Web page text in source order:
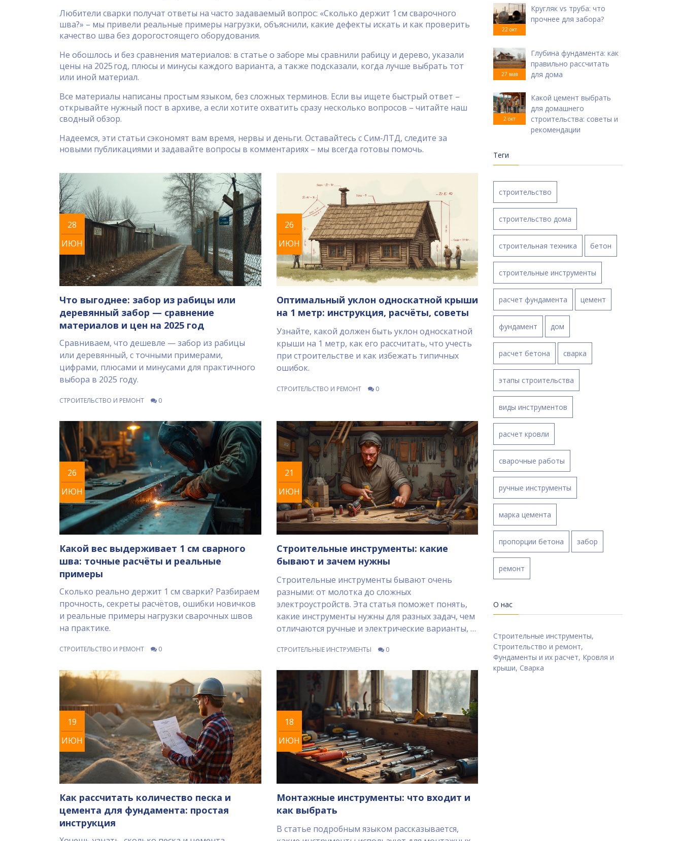
Любители сварки получат ответы на часто задаваемый вопрос: «Сколько держит 1 см сварочного
шва?» – мы привели реальные примеры нагрузки, объяснили, какие дефекты искать и как проверить
качество шва без дорогостоящего оборудования.
Не обошлось и без сравнения материалов: в статье о заборе мы сравнили рабицу и дерево, указали
цены на 2025 год, плюсы и минусы каждого варианта, а также подсказали, когда лучше выбрать тот
или иной материал.
Все материалы написаны простым языком, без сложных терминов. Если вы ищете быстрый ответ –
открывайте нужный пост в архиве, а если хотите охватить сразу несколько вопросов – читайте наш
сводный обзор.
Надеемся, эти статьи сэкономят вам время, нервы и деньги. Оставайтесь с Сим‑ЛТД, следите за
новыми публикациями и задавайте вопросы в комментариях – мы всегда готовы помочь.
28
ИЮН
Что выгоднее: забор из рабицы или
деревянный забор — сравнение
материалов и цен на 2025 год
Сравниваем, что дешевле — забор из рабицы
или деревянный, с точными примерами,
цифрами, плюсами и минусами для практичного
выбора в 2025 году.
СТРОИТЕЛЬСТВО И РЕМОНТ 0
26
ИЮН
Оптимальный уклон односкатной крыши
на 1 метр: инструкция, расчёты, советы
Узнайте, какой должен быть уклон односкатной
крыши на 1 метр, как его рассчитать, что учесть
при строительстве и как избежать типичных
ошибок.
СТРОИТЕЛЬСТВО И РЕМОНТ 0
26
ИЮН
Какой вес выдерживает 1 см сварного
шва: точные расчёты и реальные
примеры
Сколько реально держит 1 см сварки? Разбираем
прочность, секреты расчётов, ошибки новичков
и реальные примеры нагрузки сварочных швов
на практике.
СТРОИТЕЛЬСТВО И РЕМОНТ 0
21
ИЮН
Строительные инструменты: какие
бывают и зачем нужны
Строительные инструменты бывают очень
разными: от молотка до сложных
электроустройств. Эта статья поможет понять,
какие инструменты нужны для разных задач, чем
отличаются ручные и электрические варианты, а
неожиданные нюансы, которые часто упускают
тем, кто планирует ремонт или только собирает
свой комплект.
СТРОИТЕЛЬНЫЕ ИНСТРУМЕНТЫ 0
19
ИЮН
Как рассчитать количество песка и
цемента для фундамента: простая
инструкция
18
ИЮН
Монтажные инструменты: что входит и
как выбрать
В статье подробным языком рассказывается,
22 окт
Кругляк vs труба: что
прочнее для забора?
27 мая
Глубина фундамента: как
правильно рассчитать
для дома
2 окт
Какой цемент выбрать
для домашнего
строительства: советы и
рекомендации
Теги
строительство
строительство дома
строительная техника бетон
строительные инструменты
расчет фундамента цемент
фундамент дом
расчет бетона сварка
этапы строительства
виды инструментов
расчет кровли
сварочные работы
ручные инструменты
марка цемента
пропорции бетона забор
ремонт
О нас
Строительные инструменты,
Строительство и ремонт,
Фундаменты и их расчет, Кровля и
крыши, Сварка